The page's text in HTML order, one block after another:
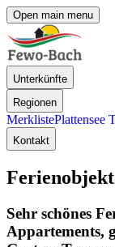
Open main menu
Unterkünfte
Regionen
MerklistePlattensee
Kontakt
Sehr schönes
Appartements,